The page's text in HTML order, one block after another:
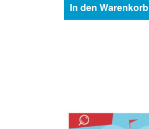
In den Warenkorb